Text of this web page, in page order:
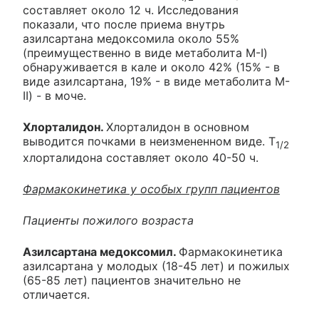
составляет около 12 ч. Исследования
показали, что после приема внутрь
азилсартана медоксомила около 55%
(преимущественно в виде метаболита М-I)
обнаруживается в кале и около 42% (15% - в
виде азилсартана, 19% - в виде метаболита М-
II) - в моче.
Хлорталидон. Хлорталидон в основном
выводится почками в неизмененном виде. Т1/2
хлорталидона составляет около 40-50 ч.
Фармакокинетика у особых групп пациентов
Пациенты пожилого возраста
Азилсартана медоксомил. Фармакокинетика
азилсартана у молодых (18-45 лет) и пожилых
(65-85 лет) пациентов значительно не
отличается.